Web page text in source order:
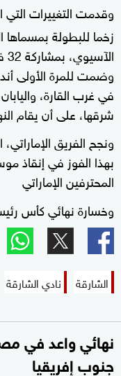
وقدمت التغييرات التي
زخما للبطولة بمسماها
وضمت للمرة الأولى
في غرب القارة،
شرقها، على أن يقام
ونجح الفريق
بهذا الفوز في إنقاذ
المحترفين الإماراتي
وخسارة نهائي كأس
الشارقة نادي الشارقة
نهائي واعد في
جنوب إفريقيا